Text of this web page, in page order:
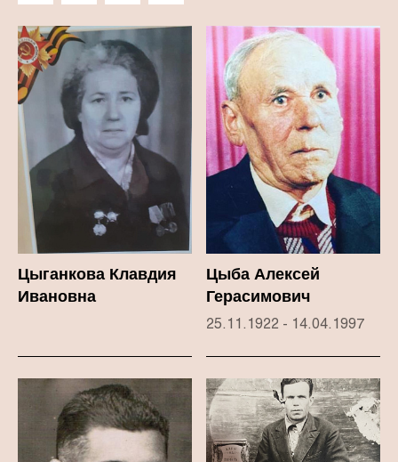
Цыганкова Клавдия
Ивановна
Цыба Алексей
Герасимович
25.11.1922 - 14.04.1997